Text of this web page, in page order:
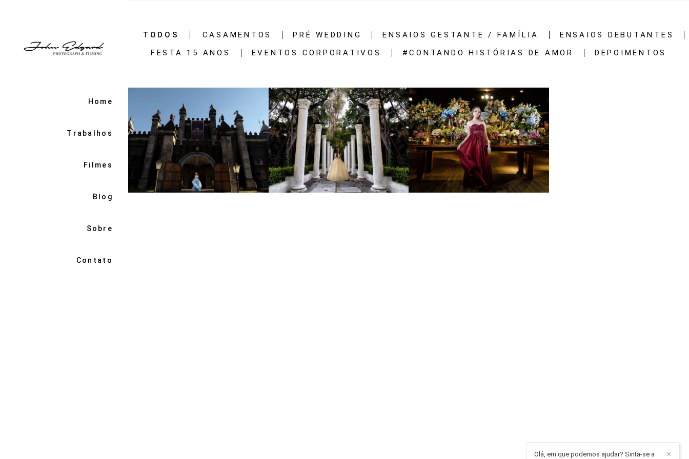
Home
Trabalhos
Filmes
Blog
Sobre
Contato
TODOS CASAMENTOS PRÉ WEDDING ENSAIOS GESTANTE / FAMÍLIA
ENSAIOS DEBUTANTES
FESTA 15 ANOS
EVENTOS CORPORATIVOS #CONTANDO HISTÓRIAS DE AMOR DEPOIMENTOS
2294 101 2212 41 2269 48
✕
Olá, em que podemos ajudar? Sinta-se a